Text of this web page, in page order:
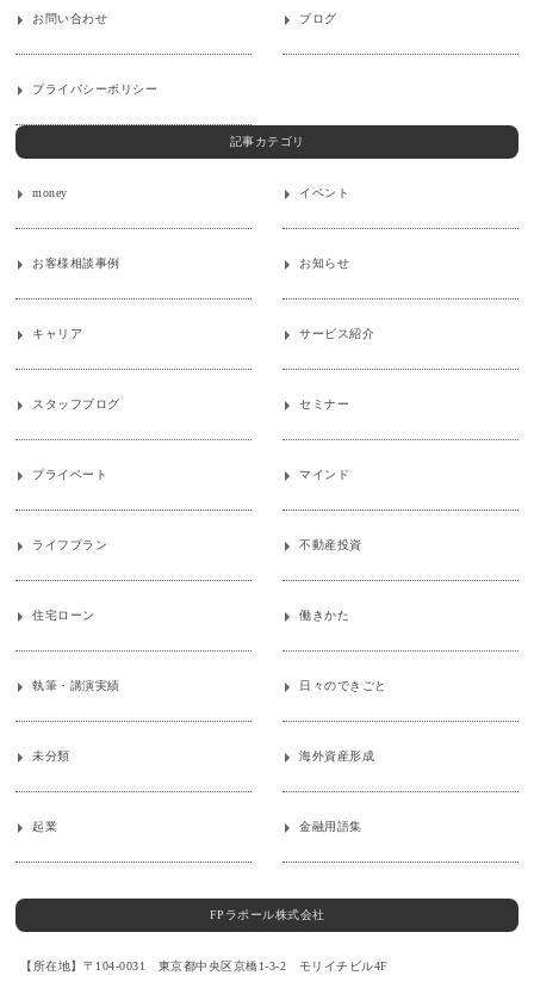
お問い合わせ ブログ
プライバシーポリシー
記事カテゴリ
money イベント
お客様相談事例 お知らせ
キャリア サービス紹介
スタッフブログ セミナー
プライベート マインド
ライフプラン 不動産投資
住宅ローン 働きかた
執筆・講演実績 日々のできごと
未分類 海外資産形成
起業 金融用語集
FPラポール株式会社
【所在地】〒104-0031 東京都中央区京橋1-3-2 モリイチビル4F